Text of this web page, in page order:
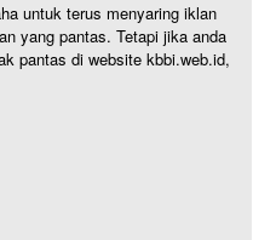
untuk terus menyaring iklan
yang pantas. Tetapi jika anda
pantas di website kbbi.web.id,